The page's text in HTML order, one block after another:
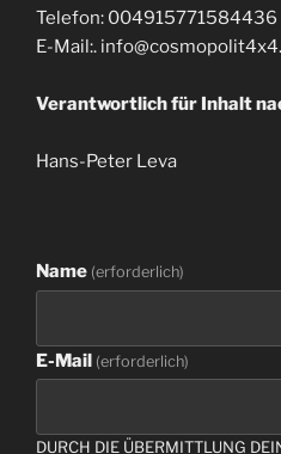
Telefon: 004915771584436
E-Mail:.
Verantwortlich für Inhalt
Hans-Peter Leva
Name (erforderlich)
E-Mail (erforderlich)
DURCH DIE ÜBERMITTLUNG